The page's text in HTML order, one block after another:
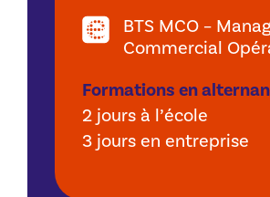
BTS MCO –
Commercial
Formations en
2 jours à l’école
3 jours en entreprise